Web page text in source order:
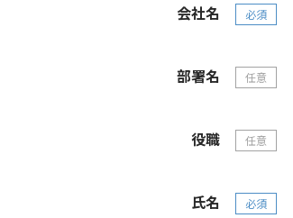
会社名 必須
部署名 任意
役職 任意
氏名 必須